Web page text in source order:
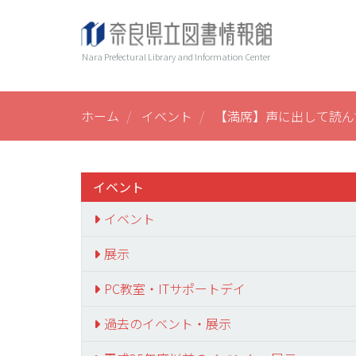
テ
Nara Prefectural Library and Information Center
ー
ホーム イベント 【満席】声に出して読
イベント
イベント
展示
PC教室・ITサポートデイ
過去のイベント・展示